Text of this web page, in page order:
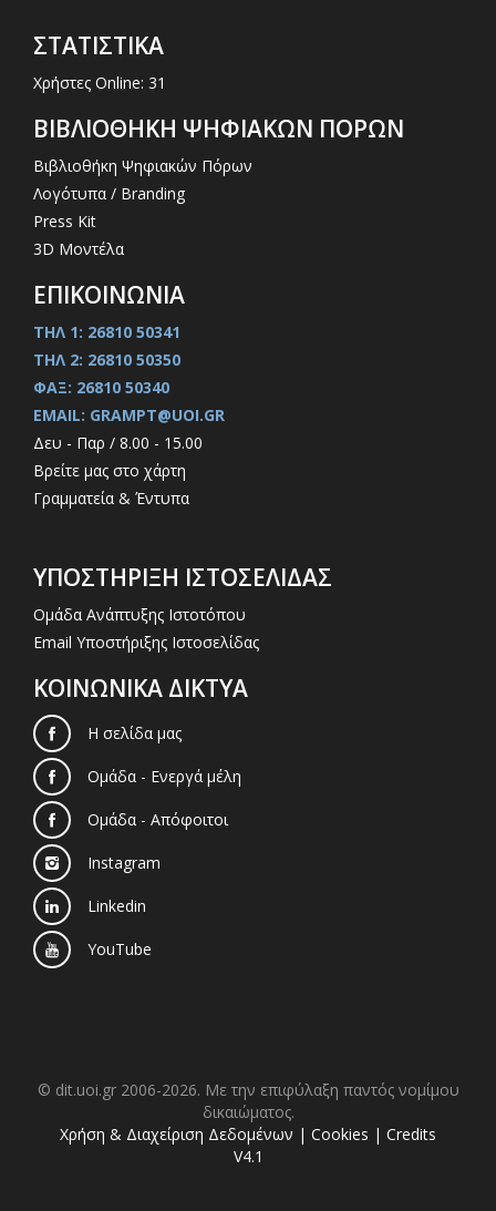
ΣΤΑΤΙΣΤΙΚΑ
Χρήστες Online: 31
ΒΙΒΛΙΟΘΗΚΗ ΨΗΦΙΑΚΩΝ ΠΟΡΩΝ
Βιβλιοθήκη Ψηφιακών Πόρων
Λογότυπα / Branding
Press Kit
3D Μοντέλα
ΕΠΙΚΟΙΝΩΝΙΑ
ΤΗΛ 1: 26810 50341
ΤΗΛ 2: 26810 50350
ΦΑΞ: 26810 50340
EMAIL: GRAMPT@UOI.GR
Δευ - Παρ / 8.00 - 15.00
Βρείτε μας στο χάρτη
Γραμματεία & Έντυπα
ΥΠΟΣΤΗΡΙΞΗ ΙΣΤΟΣΕΛΙΔΑΣ
Ομάδα Ανάπτυξης Ιστοτόπου
Email Υποστήριξης Ιστοσελίδας
ΚΟΙΝΩΝΙΚΑ ΔΙΚΤΥΑ
Η σελίδα μας
Ομάδα - Ενεργά μέλη
Ομάδα - Απόφοιτοι
Instagram
Linkedin
YouTube
© dit.uoi.gr 2006-2026. Με την επιφύλαξη παντός νομίμου
δικαιώματος.
Χρήση & Διαχείριση Δεδομένων | Cookies | Credits
V4.1